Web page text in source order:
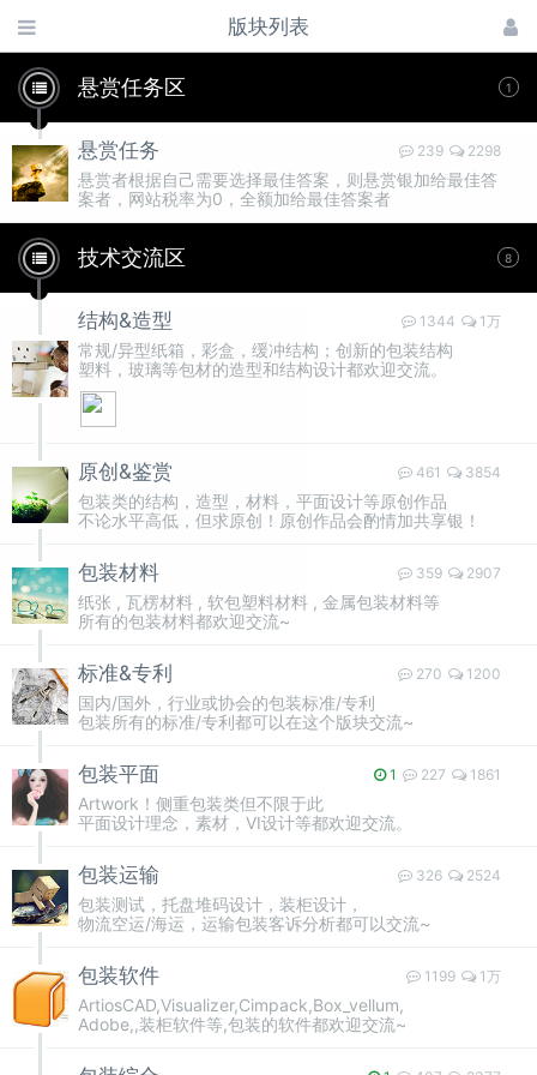
版块列表
悬赏任务区 1
悬赏任务 239 2298
悬赏者根据自己需要选择最佳答案，则悬赏银加给最佳答
案者，网站税率为0，全额加给最佳答案者
技术交流区 8
结构&造型 1344 1万
常规/异型纸箱，彩盒，缓冲结构；创新的包装结构
塑料，玻璃等包材的造型和结构设计都欢迎交流。
原创&鉴赏 461 3854
包装类的结构，造型，材料，平面设计等原创作品
不论水平高低，但求原创！原创作品会酌情加共享银！
包装材料 359 2907
纸张 , 瓦楞材料 , 软包塑料材料 , 金属包装材料等
所有的包装材料都欢迎交流~
标准&专利 270 1200
国内/国外，行业或协会的包装标准/专利
包装所有的标准/专利都可以在这个版块交流~
包装平面 1 227 1861
Artwork！侧重包装类但不限于此
平面设计理念，素材，VI设计等都欢迎交流。
包装运输 326 2524
包装测试，托盘堆码设计，装柜设计，
物流空运/海运，运输包装客诉分析都可以交流~
包装软件 1199 1万
ArtiosCAD,Visualizer,Cimpack,Box_vellum,
Adobe,,装柜软件等,包装的软件都欢迎交流~